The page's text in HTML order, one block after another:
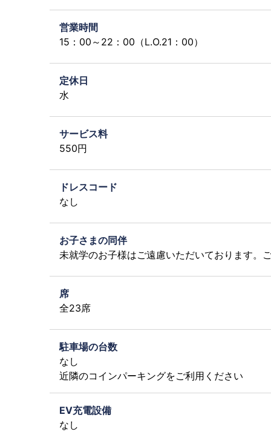
営業時間
15：00～22：00（L.O.21：00）
定休日
水
サービス料
550円
ドレスコード
なし
お子さまの同伴
未就学のお子様はご遠慮いただいております。
席
全23席
駐車場の台数
なし
近隣のコインパーキングをご利用ください
EV充電設備
なし